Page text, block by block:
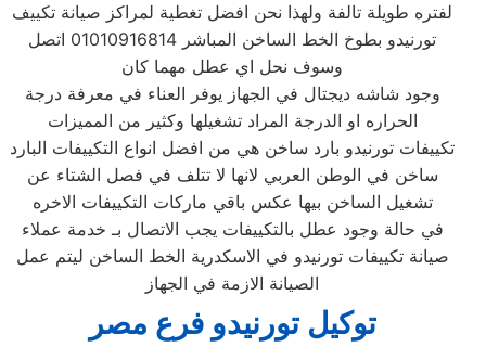
لفتره طويلة تالفة ولهذا نحن افضل تغطية لمراكز صيانة تكييف
تورنيدو بطوخ الخط الساخن المباشر 01010916814 اتصل
وسوف نحل اي عطل مهما كان
وجود شاشه ديجتال في الجهاز يوفر العناء في معرفة درجة
الحراره او الدرجة المراد تشغيلها وكثير من المميزات
تكييفات تورنيدو بارد ساخن هي من افضل انواع التكييفات البارد
ساخن في الوطن العربي لانها لا تتلف في فصل الشتاء عن
تشغيل الساخن بيها عكس باقي ماركات التكييفات الاخره
في حالة وجود عطل بالتكييفات يجب الاتصال بـ خدمة عملاء
صيانة تكييفات تورنيدو في الاسكدرية الخط الساخن ليتم عمل
الصيانة الازمة في الجهاز
توكيل تورنيدو فرع مصر